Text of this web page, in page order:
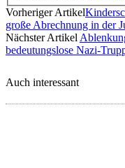
Vorheriger Artikel
große Abrechnung in der
Nächster Artikel
bedeutungslose Nazi-
Auch interessant